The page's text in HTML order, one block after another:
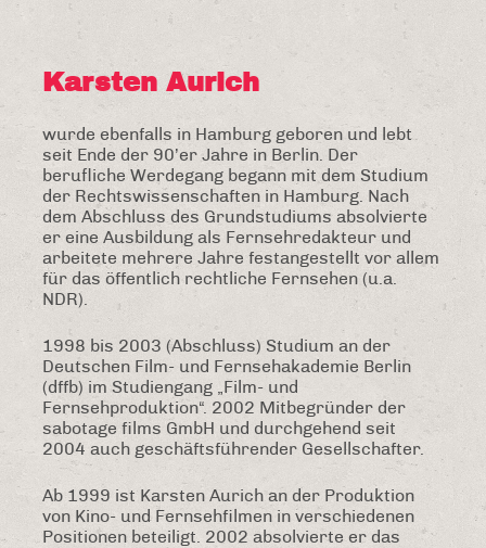
Karsten Aurich
wurde ebenfalls in Hamburg geboren und lebt
seit Ende der 90’er Jahre in Berlin. Der
berufliche Werdegang begann mit dem Studium
der Rechtswissenschaften in Hamburg. Nach
dem Abschluss des Grundstudiums absolvierte
er eine Ausbildung als Fernsehredakteur und
arbeitete mehrere Jahre festangestellt vor allem
für das öffentlich rechtliche Fernsehen (u.a.
NDR).
1998 bis 2003 (Abschluss) Studium an der
Deutschen Film- und Fernsehakademie Berlin
(dffb) im Studiengang „Film- und
Fernsehproduktion“. 2002 Mitbegründer der
sabotage films GmbH und durchgehend seit
2004 auch geschäftsführender Gesellschafter.
Ab 1999 ist Karsten Aurich an der Produktion
von Kino- und Fernsehfilmen in verschiedenen
Positionen beteiligt. 2002 absolvierte er das